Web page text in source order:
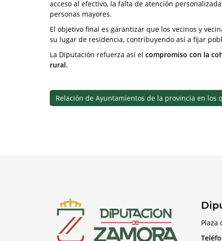
acceso al efectivo, la falta de atención
personas mayores.
El objetivo final es garantizar que los vecinos y
su lugar de residencia, contribuyendo así a fijar
La Diputación refuerza así el compromiso con la
rural.
Relación de Ayuntamientos de la provincia en
Plaza